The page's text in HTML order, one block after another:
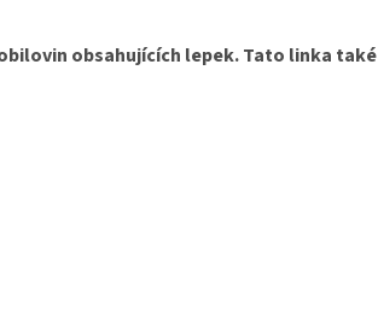
obsahujících lepek. Tato linka také